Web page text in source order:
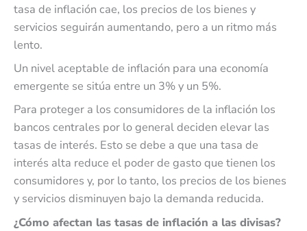
tasa de inflación cae, los precios de los bienes y
servicios seguirán aumentando, pero a un ritmo más
lento.
Un nivel aceptable de inflación para una economía
emergente se sitúa entre un 3% y un 5%.
Para proteger a los consumidores de la inflación los
bancos centrales por lo general deciden elevar las
tasas de interés. Esto se debe a que una tasa de
interés alta reduce el poder de gasto que tienen los
consumidores y, por lo tanto, los precios de los bienes
y servicios disminuyen bajo la demanda reducida.
¿Cómo afectan las tasas de inflación a las divisas?